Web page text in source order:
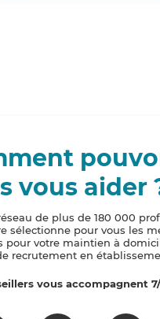
vous aider
de plus de 180 000
sélectionne pour vous les
pour votre maintien à
recrutement en
vous accompagnent